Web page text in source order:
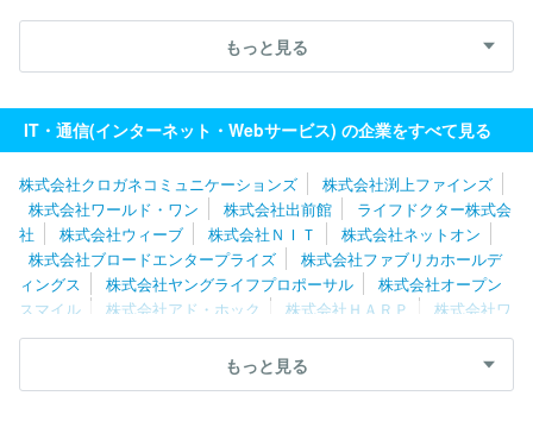
ドエンタープライズ
グレイステクノロジー株式会社
株式会社バ
ＧＭＯメディア株式会社
株式会
社セレス
Ｉｎａｇｏｒａ株式会社
ＧＲＡＳグループ株式会社
株式会社朝
日ネット
ジャパンメディアシステム株式会社
株式会社エアネッ
もっと見る
IT・通信(インターネット・Webサービス) の企業をすべて見る
株式会社クロガネコミュニケーションズ
株式会社渕上ファインズ
株式会社ワールド・ワン
株式会社出前館
ライフドクター株式会
社
株式会社ウィーブ 株式会社ＮＩＴ
株式会社ネットオン
株式会社ブロードエンタープライズ
株式会社ファブリカホールデ
ィングス
株式会社ヤングライフプロポーサル
株式会社オープン
スマイル
株式会社アド・ホック 株式会社ＨＡＲＰ
株式会社ワ
イズマン
株式会社メディウェル 株式会社リブセンス
株式会社
株式会社Ｓｐｅｅｅ Ｕｎｉｐｏｓ株式会社
株式会社ナ
ビタイムジャパン
もっと見る